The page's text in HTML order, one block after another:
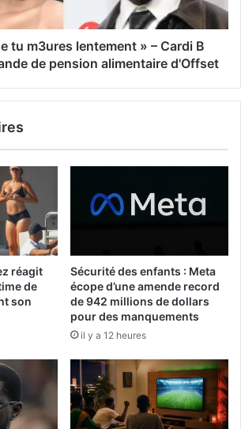
tu m3ures lentement » – Cardi B
de pension alimentaire d'Offset
réagit
de
son
Sécurité des enfants : Meta
écope d’une amende record
de 942 millions de dollars
pour des manquements
il y a 12 heures